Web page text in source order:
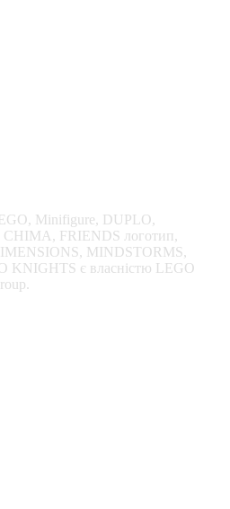
Minifigure, DUPLO,
FRIENDS логотип,
MINDSTORMS,
KNIGHTS є власністю LEGO